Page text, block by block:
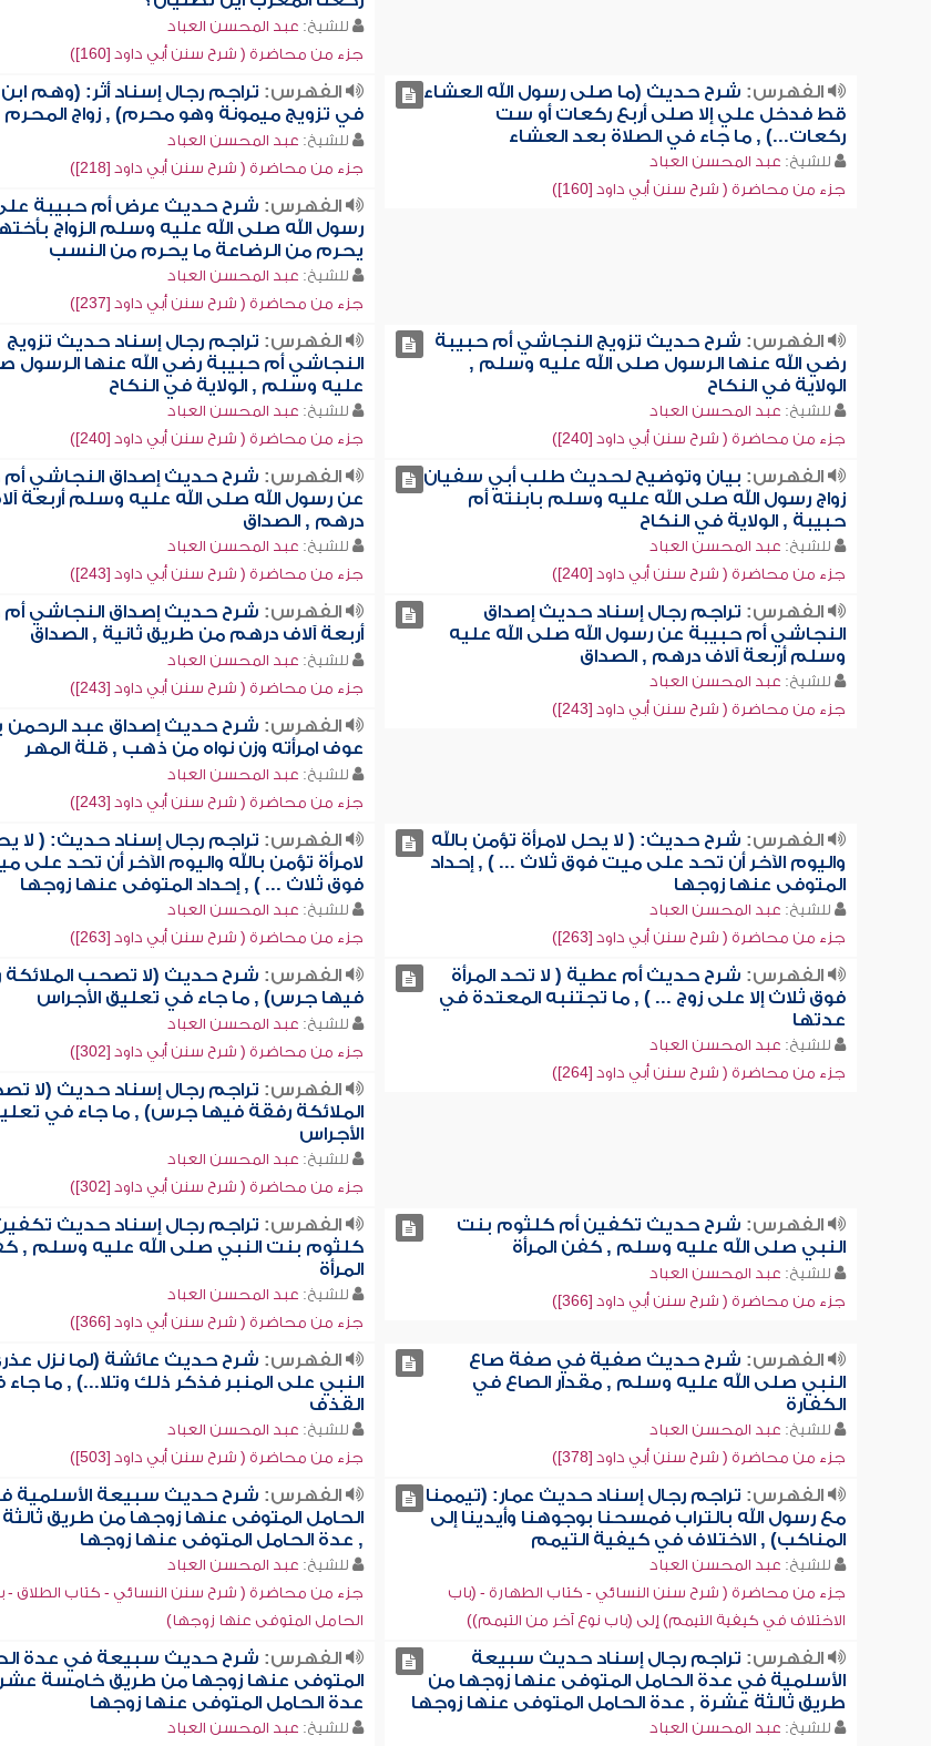
للشيخ: عبد المحسن العباد
جزء من محاضرة ( شرح سنن أبي داود [160])
الفهرس: شرح حديث (ما صلى رسول الله العشاء
قط فدخل علي إلا صلى أربع ركعات أو ست
ركعات...) , ما جاء في الصلاة بعد العشاء
للشيخ: عبد المحسن العباد
جزء من محاضرة ( شرح سنن أبي داود [160])
الفهرس: تراجم رجال إسناد أثر: (وهم
في تزويج ميمونة وهو محرم) , زواج المحرم
للشيخ: عبد المحسن العباد
جزء من محاضرة ( شرح سنن أبي داود [218])
الفهرس: شرح حديث عرض أم حبيبة
رسول الله صلى الله عليه وسلم الزواج
يحرم من الرضاعة ما يحرم من النسب
للشيخ: عبد المحسن العباد
جزء من محاضرة ( شرح سنن أبي داود [237])
الفهرس: شرح حديث تزويج النجاشي أم حبيبة
رضي الله عنها الرسول صلى الله عليه وسلم ,
الولاية في النكاح
للشيخ: عبد المحسن العباد
جزء من محاضرة ( شرح سنن أبي داود [240])
الفهرس: تراجم رجال إسناد حديث تزويج
النجاشي أم حبيبة رضي الله عنها الرسول
عليه وسلم , الولاية في النكاح
للشيخ: عبد المحسن العباد
جزء من محاضرة ( شرح سنن أبي داود [240])
الفهرس: بيان وتوضيح لحديث طلب أبي سفيان
زواج رسول الله صلى الله عليه وسلم بابنته أم
حبيبة , الولاية في النكاح
للشيخ: عبد المحسن العباد
جزء من محاضرة ( شرح سنن أبي داود [240])
الفهرس: شرح حديث إصداق النجاشي أم
عن رسول الله صلى الله عليه وسلم أربعة
درهم , الصداق
للشيخ: عبد المحسن العباد
جزء من محاضرة ( شرح سنن أبي داود [243])
الفهرس: تراجم رجال إسناد حديث إصداق
النجاشي أم حبيبة عن رسول الله صلى الله عليه
وسلم أربعة آلاف درهم , الصداق
للشيخ: عبد المحسن العباد
جزء من محاضرة ( شرح سنن أبي داود [243])
الفهرس: شرح حديث إصداق النجاشي أم
أربعة آلاف درهم من طريق ثانية , الصداق
للشيخ: عبد المحسن العباد
جزء من محاضرة ( شرح سنن أبي داود [243])
الفهرس: شرح حديث إصداق عبد الرحمن
عوف امرأته وزن نواه من ذهب , قلة المهر
للشيخ: عبد المحسن العباد
جزء من محاضرة ( شرح سنن أبي داود [243])
الفهرس: شرح حديث: ( لا يحل لامرأة تؤمن بالله
واليوم الآخر أن تحد على ميت فوق ثلاث ... ) , إحداد
المتوفى عنها زوجها
للشيخ: عبد المحسن العباد
جزء من محاضرة ( شرح سنن أبي داود [263])
الفهرس: تراجم رجال إسناد حديث: ( لا
لامرأة تؤمن بالله واليوم الآخر أن تحد على
فوق ثلاث ... ) , إحداد المتوفى عنها زوجها
للشيخ: عبد المحسن العباد
جزء من محاضرة ( شرح سنن أبي داود [263])
الفهرس: شرح حديث أم عطية ( لا تحد المرأة
فوق ثلاث إلا على زوج ... ) , ما تجتنبه المعتدة في
عدتها
للشيخ: عبد المحسن العباد
جزء من محاضرة ( شرح سنن أبي داود [264])
الفهرس: شرح حديث (لا تصحب الملائكة
فيها جرس) , ما جاء في تعليق الأجراس
للشيخ: عبد المحسن العباد
جزء من محاضرة ( شرح سنن أبي داود [302])
الفهرس: تراجم رجال إسناد حديث (لا
الملائكة رفقة فيها جرس) , ما جاء في
الأجراس
للشيخ: عبد المحسن العباد
جزء من محاضرة ( شرح سنن أبي داود [302])
الفهرس: شرح حديث تكفين أم كلثوم بنت
النبي صلى الله عليه وسلم , كفن المرأة
للشيخ: عبد المحسن العباد
جزء من محاضرة ( شرح سنن أبي داود [366])
الفهرس: تراجم رجال إسناد حديث
كلثوم بنت النبي صلى الله عليه وسلم ,
المرأة
للشيخ: عبد المحسن العباد
جزء من محاضرة ( شرح سنن أبي داود [366])
الفهرس: شرح حديث صفية في صفة صاع
النبي صلى الله عليه وسلم , مقدار الصاع في
الكفارة
للشيخ: عبد المحسن العباد
جزء من محاضرة ( شرح سنن أبي داود [378])
الفهرس: شرح حديث عائشة (لما نزل
النبي على المنبر فذكر ذلك وتلا...) , ما
القذف
للشيخ: عبد المحسن العباد
جزء من محاضرة ( شرح سنن أبي داود [503])
الفهرس: تراجم رجال إسناد حديث عمار: (تيممنا
مع رسول الله بالتراب فمسحنا بوجوهنا وأيدينا إلى
المناكب) , الاختلاف في كيفية التيمم
للشيخ: عبد المحسن العباد
جزء من محاضرة ( شرح سنن النسائي - كتاب الطهارة - (باب
الاختلاف في كيفية التيمم) إلى (باب نوع آخر من التيمم))
الفهرس: شرح حديث سبيعة الأسلمية
الحامل المتوفى عنها زوجها من طريق
, عدة الحامل المتوفى عنها زوجها
للشيخ: عبد المحسن العباد
جزء من محاضرة ( شرح سنن النسائي - كتاب الطلاق -
الحامل المتوفى عنها زوجها)
الفهرس: تراجم رجال إسناد حديث سبيعة
الأسلمية في عدة الحامل المتوفى عنها زوجها من
طريق ثالثة عشرة , عدة الحامل المتوفى عنها زوجها
للشيخ: عبد المحسن العباد
الفهرس: شرح حديث سبيعة في عدة
المتوفى عنها زوجها من طريق خامسة
عدة الحامل المتوفى عنها زوجها
للشيخ: عبد المحسن العباد